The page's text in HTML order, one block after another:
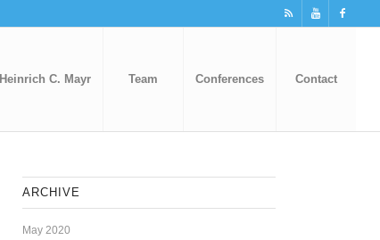
Heinrich C. Mayr Team Conferences Contact
ARCHIVE
May 2020